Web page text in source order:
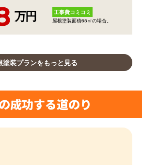
万円 工事費コミコミ
屋根塗装面積65㎡の場合。
塗装プランをもっと見る
成功する道のり